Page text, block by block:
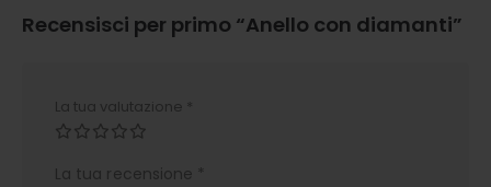
Recensisci per primo “Anello con diamanti”
La tua valutazione *
La tua recensione *